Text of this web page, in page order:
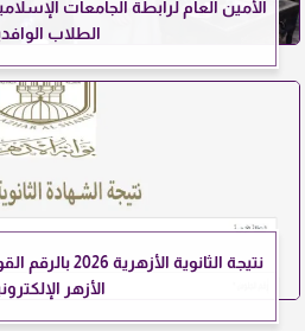
الأمين العام لرابطة الجامعات
الطلاب
نتيجة الثانوية
الأزهر